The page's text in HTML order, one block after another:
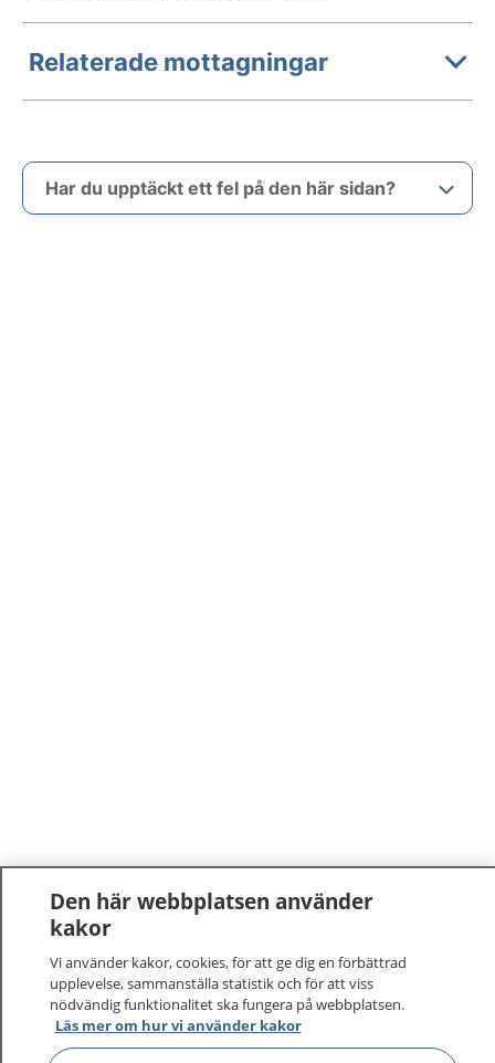
Relaterade mottagningar
Har du upptäckt ett fel på den här sidan?
Den här webbplatsen använder
kakor
Vi använder kakor, cookies, för att ge dig en förbättrad
upplevelse, sammanställa statistik och för att viss
nödvändig funktionalitet ska fungera på webbplatsen.
Läs mer om hur vi använder kakor